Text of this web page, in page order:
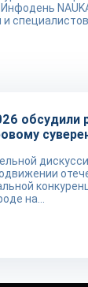
и
обсудили
на...